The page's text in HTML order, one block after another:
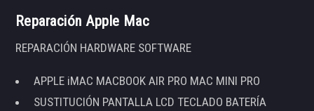
Reparación Apple Mac
REPARACIÓN HARDWARE SOFTWARE
APPLE iMAC MACBOOK AIR PRO MAC MINI PRO
SUSTITUCIÓN PANTALLA LCD TECLADO BATERÍA